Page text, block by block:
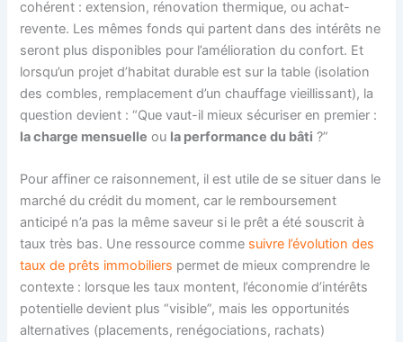
cohérent : extension, rénovation thermique, ou achat-
revente. Les mêmes fonds qui partent dans des intérêts ne
seront plus disponibles pour l’amélioration du confort. Et
lorsqu’un projet d’habitat durable est sur la table (isolation
des combles, remplacement d’un chauffage vieillissant), la
question devient : “Que vaut-il mieux sécuriser en premier :
la charge mensuelle ou la performance du bâti ?”
Pour affiner ce raisonnement, il est utile de se situer dans le
marché du crédit du moment, car le remboursement
anticipé n’a pas la même saveur si le prêt a été souscrit à
taux très bas. Une ressource comme suivre l’évolution des
taux de prêts immobiliers permet de mieux comprendre le
contexte : lorsque les taux montent, l’économie d’intérêts
potentielle devient plus “visible”, mais les opportunités
alternatives (placements, renégociations, rachats)